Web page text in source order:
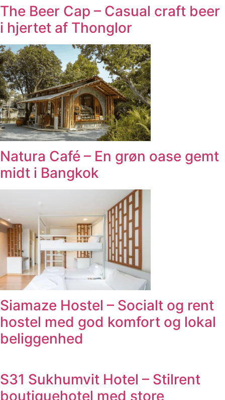
The Beer Cap – Casual craft beer
i hjertet af Thonglor
Natura Café – En grøn oase gemt
midt i Bangkok
Siamaze Hostel – Socialt og rent
hostel med god komfort og lokal
beliggenhed
S31 Sukhumvit Hotel – Stilrent
boutiquehotel med store